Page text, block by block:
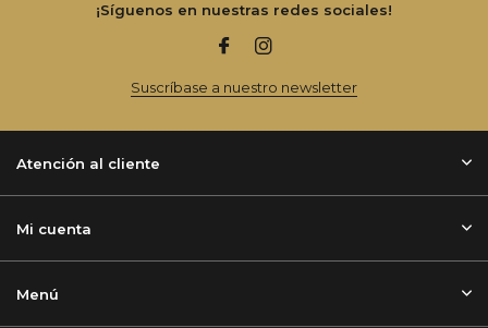
¡Síguenos en nuestras redes sociales!
Suscríbase a nuestro newsletter
Atención al cliente
Mi cuenta
Menú